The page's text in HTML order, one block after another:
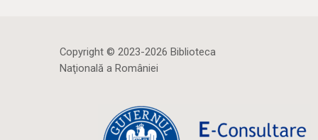
Copyright © 2023-2026 Biblioteca
Naţională a României